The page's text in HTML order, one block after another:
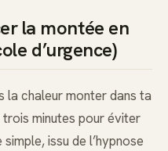
la montée en
d’urgence)
la chaleur monter dans ta
minutes pour éviter
issu de l’hypnose